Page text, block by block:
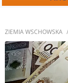
ZIEMIA WSCHOWSKA